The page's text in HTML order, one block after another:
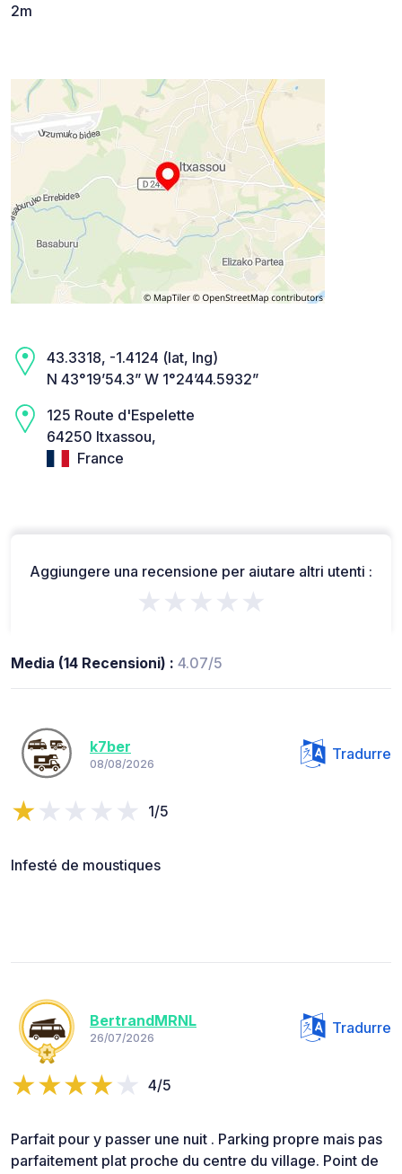
2m
43.3318, -1.4124 (lat, lng)
N 43°19’54.3” W 1°24’44.5932”
125 Route d'Espelette
64250 Itxassou,
France
Aggiungere una recensione per aiutare altri utenti :
★★★★★
Media (14 Recensioni) : 4.07/5
k7ber
08/08/2026
Tradurre
1/5
Infesté de moustiques
BertrandMRNL
26/07/2026
Tradurre
4/5
Parfait pour y passer une nuit . Parking propre mais pas
parfaitement plat proche du centre du village. Point de